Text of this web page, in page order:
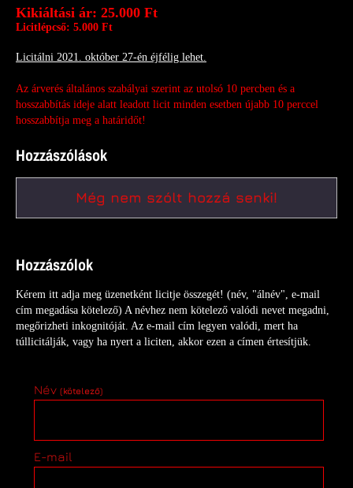
Kikiáltási ár: 25.000 Ft
Licitlépcső: 5.000 Ft
Licitálni 2021. október 27-én éjfélig lehet.
Az árverés általános szabályai szerint az utolsó 10 percben és a
hosszabbítás ideje alatt leadott licit minden esetben újabb 10 perccel
hosszabbítja meg a határidőt!
Hozzászólások
Még nem szólt hozzá senki!
Hozzászólok
Kérem itt adja meg üzenetként licitje összegét! (név, "álnév", e-mail
cím megadása kötelező) A névhez nem kötelező valódi nevet megadni,
megőrizheti inkognitóját. Az e-mail cím legyen valódi, mert ha
túllicitálják, vagy ha nyert a liciten, akkor ezen a címen értesítjük.
Név (kötelező)
E-mail